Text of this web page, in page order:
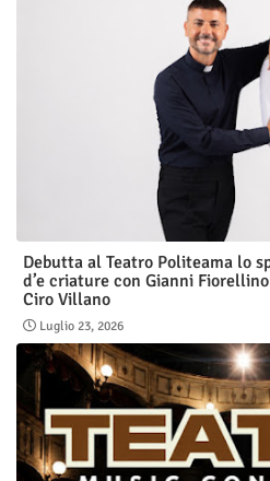
Debutta al Teatro Politeama lo
d’e criature con Gianni
Ciro Villano
Luglio 23, 2026